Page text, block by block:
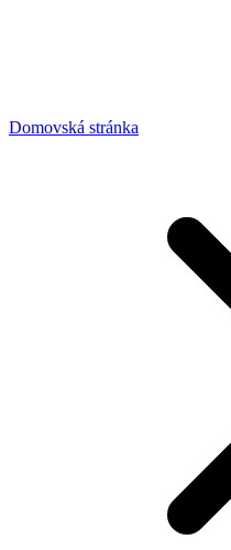
Domovská stránka